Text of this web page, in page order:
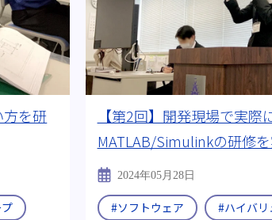
方を研
【第2回】開発現場で実際
MATLAB/Simulinkの研修を
2024年05月28日
#ソフトウェア
#ハイバリ